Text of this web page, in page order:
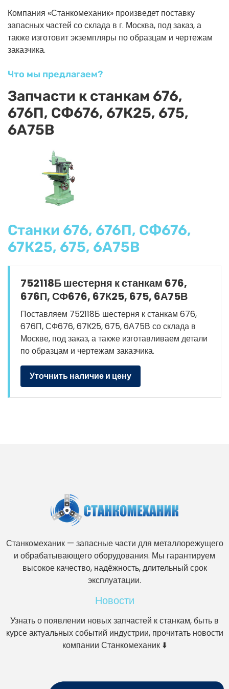
Компания «Станкомеханик» произведет поставку
запасных частей со склада в г. Москва, под заказ, а
также изготовит экземпляры по образцам и чертежам
заказчика.
Что мы предлагаем?
Запчасти к станкам 676,
676П, СФ676, 67К25, 675,
6А75В
Станки 676, 676П, СФ676,
67К25, 675, 6А75В
752118Б шестерня к станкам 676,
676П, СФ676, 67К25, 675, 6А75В
Поставляем 752118Б шестерня к станкам 676,
676П, СФ676, 67К25, 675, 6А75В со склада в
Москве, под заказ, а также изготавливаем детали
по образцам и чертежам заказчика.
Уточнить наличие и цену
Станкомеханик — запасные части для металлорежущего
и обрабатывающего оборудования. Мы гарантируем
высокое качество, надёжность, длительный срок
эксплуатации.
Новости
Узнать о появлении новых запчастей к станкам, быть в
курсе актуальных событий индустрии, прочитать новости
компании Станкомеханик ⬇️